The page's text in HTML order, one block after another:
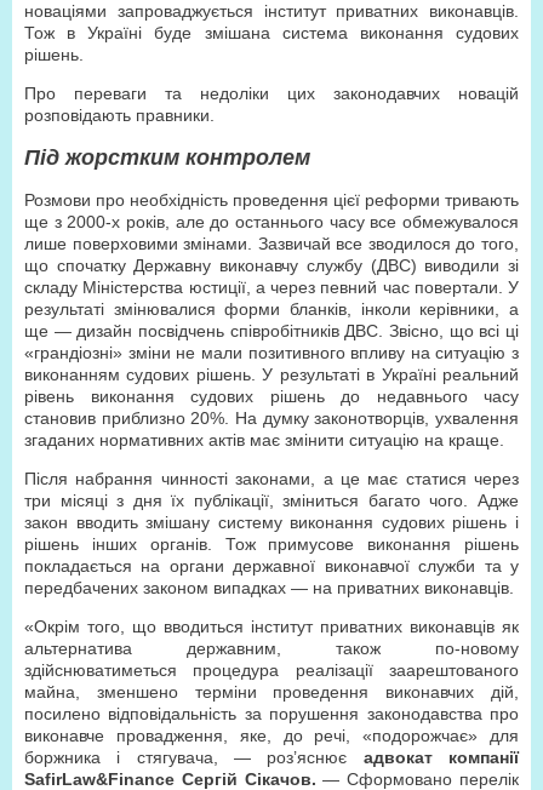
новаціями запроваджується інститут приватних виконавців.
Тож в Україні буде змішана система виконання судових
рішень.
Про переваги та недоліки цих законодавчих новацій
розповідають правники.
Під жорстким контролем
Розмови про необхідність проведення цієї реформи тривають
ще з 2000-х років, але до останнього часу все обмежувалося
лише поверховими змінами. Зазвичай все зводилося до того,
що спочатку Державну виконавчу службу (ДВС) виводили зі
складу Міністерства юстиції, а через певний час повертали. У
результаті змінювалися форми бланків, інколи керівники, а
ще — дизайн посвідчень співробітників ДВС. Звісно, що всі ці
«грандіозні» зміни не мали позитивного впливу на ситуацію з
виконанням судових рішень. У результаті в Україні реальний
рівень виконання судових рішень до недавнього часу
становив приблизно 20%. На думку законотворців, ухвалення
згаданих нормативних актів має змінити ситуацію на краще.
Після набрання чинності законами, а це має статися через
три місяці з дня їх публікації, зміниться багато чого. Адже
закон вводить змішану систему виконання судових рішень і
рішень інших органів. Тож примусове виконання рішень
покладається на органи державної виконавчої служби та у
передбачених законом випадках — на приватних виконавців.
«Окрім того, що вводиться інститут приватних виконавців як
альтернатива державним, також по-новому
здійснюватиметься процедура реалізації заарештованого
майна, зменшено терміни проведення виконавчих дій,
посилено відповідальність за порушення законодавства про
виконавче провадження, яке, до речі, «подорожчає» для
боржника і стягувача, — роз’яснює адвокат компанії
SafirLaw&Finance Сергій Сікачов. — Сформовано перелік